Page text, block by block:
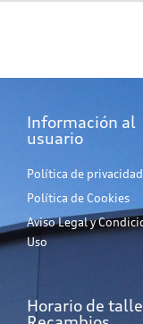
Información al
usuario
Política de privacidad
Política de Cookies
Aviso Legal y
Uso
Horario de